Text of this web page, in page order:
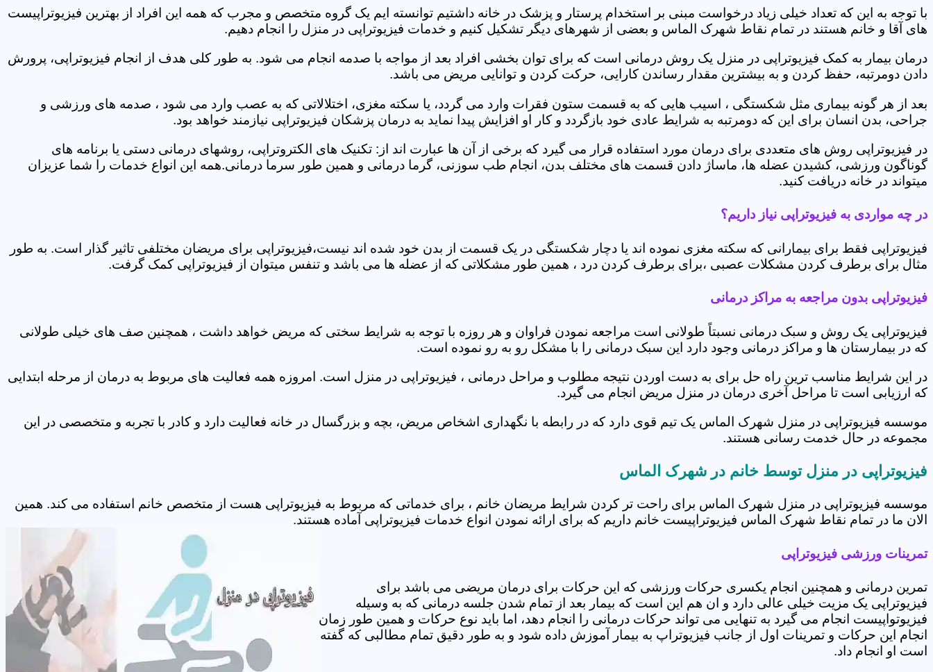
با توجه به این که تعداد خیلی زیاد درخواست مبنی بر استخدام پرستار و پزشک در خانه داشتیم توانسته ایم یک گروه متخصص و مجرب که همه این افراد از بهترین فیزیوتراپیست
های آقا و خانم هستند در تمام نقاط شهرک الماس و بعضی از شهرهای دیگر تشکیل کنیم و خدمات فیزیوتراپی در منزل را انجام دهیم.
درمان بیمار به کمک فیزیوتراپی در منزل یک روش درمانی است که برای توان بخشی افراد بعد از مواجه با صدمه انجام می شود. به طور کلی هدف از انجام فیزیوتراپی، پرورش
دادن دومرتبه، حفظ کردن و به بیشترین مقدار رساندن کارایی، حرکت کردن و توانایی مریض می باشد.
بعد از هر گونه بیماری مثل شکستگی ، اسیب هایی که به قسمت ستون فقرات وارد می گردد، یا سکته مغزی، اختلالاتی که به عصب وارد می شود ، صدمه های ورزشی و
جراحی، بدن انسان برای این که دومرتبه به شرایط عادی خود بازگردد و کار او افزایش پیدا نماید به درمان پزشکان فیزیوتراپی نیازمند خواهد بود.
در فیزیوتراپی روش های متعددی برای درمان مورد استفاده قرار می گیرد که برخی از آن ها عبارت اند از: تکنیک های الکتروتراپی، روشهای درمانی دستی یا برنامه های
گوناگون ورزشی، کشیدن عضله ها، ماساژ دادن قسمت های مختلف بدن، انجام طب سوزنی، گرما درمانی و همین طور سرما درمانی.همه این انواع خدمات را شما عزیزان
میتواند در خانه دریافت کنید.
در چه مواردی به فیزیوتراپی نیاز داریم؟
فیزیوتراپی فقط برای بیمارانی که سکته مغزی نموده اند یا دچار شکستگی در یک قسمت از بدن خود شده اند نیست،فیزیوتراپی برای مریضان مختلفی تاثیر گذار است. به طور
مثال برای برطرف کردن مشکلات عصبی ،برای برطرف کردن درد ، همین طور مشکلاتی که از عضله ها می باشد و تنفس میتوان از فیزیوتراپی کمک گرفت.
فیزیوتراپی بدون مراجعه به مراکز درمانی
فیزیوتراپی یک روش و سبک درمانی نسبتاً طولانی است مراجعه نمودن فراوان و هر روزه با توجه به شرایط سختی که مریض خواهد داشت ، همچنین صف های خیلی طولانی
که در بیمارستان ها و مراکز درمانی وجود دارد این سبک درمانی را با مشکل رو به رو نموده است.
در این شرایط مناسب ترین راه حل برای به دست اوردن نتیجه مطلوب و مراحل درمانی ، فیزیوتراپی در منزل است. امروزه همه فعالیت های مربوط به درمان از مرحله ابتدایی
که ارزیابی است تا مراحل آخری درمان در منزل مریض انجام می گیرد.
موسسه فیزیوتراپی در منزل شهرک الماس یک تیم قوی دارد که در رابطه با نگهداری اشخاص مریض، بچه و بزرگسال در خانه فعالیت دارد و کادر با تجربه و متخصصی در این
مجموعه در حال خدمت رسانی هستند.
فیزیوتراپی در منزل توسط خانم در شهرک الماس
موسسه فیزیوتراپی در منزل شهرک الماس برای راحت تر کردن شرایط مریضان خانم ، برای خدماتی که مربوط به فیزیوتراپی هست از متخصص خانم استفاده می کند. همین
الان ما در تمام نقاط شهرک الماس فیزیوتراپیست خانم داریم که برای ارائه نمودن انواع خدمات فیزیوتراپی آماده هستند.
تمرینات ورزشی فیزیوتراپی
تمرین درمانی و همچنین انجام یکسری حرکات ورزشی که این حرکات برای درمان مریضی می باشد برای
فیزیوتراپی یک مزیت خیلی عالی دارد و ان هم این است که بیمار بعد از تمام شدن جلسه درمانی که به وسیله
فیزیوتواپیست انجام می گیرد به تنهایی می تواند حرکات درمانی را انجام دهد، اما باید نوع حرکات و همین طور زمان
انجام این حرکات و تمرینات اول از جانب فیزیوتراپ به بیمار آموزش داده شود و به طور دقیق تمام مطالبی که گفته
است او انجام داد.